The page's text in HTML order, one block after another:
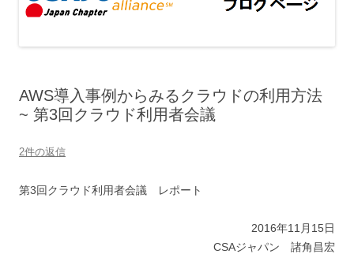
AWS導入事例からみるクラウドの利用方法
~ 第3回クラウド利用者会議
2件の返信
第3回クラウド利用者会議 レポート
2016年11月15日
CSAジャパン 諸角昌宏